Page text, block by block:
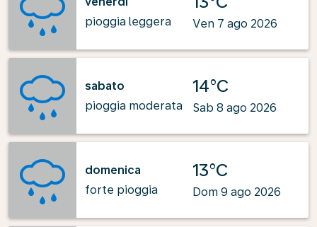
pioggia leggera
Ven 7 ago 2026
sabato
pioggia moderata
14°C
Sab 8 ago 2026
domenica
forte pioggia
13°C
Dom 9 ago 2026